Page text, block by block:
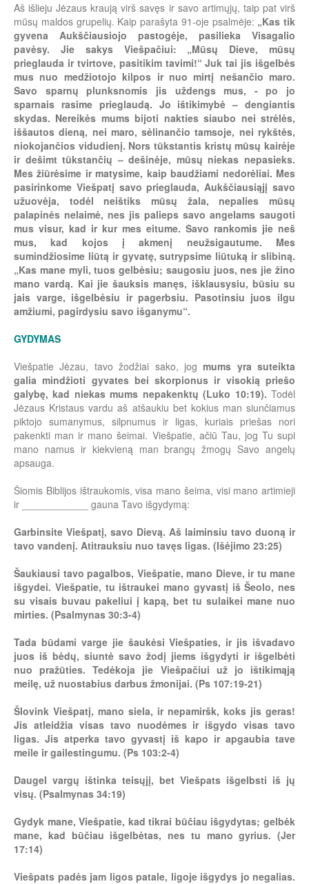
Aš išlieju Jėzaus kraują virš savęs ir savo artimųjų, taip pat virš
mūsų maldos grupelių. Kaip parašyta 91-oje psalmėje: „Kas tik
gyvena Aukščiausiojo pastogėje, pasilieka Visagalio
pavėsy. Jie sakys Viešpačiui: „Mūsų Dieve, mūsų
prieglauda ir tvirtove, pasitikim tavimi!“ Juk tai jis išgelbės
mus nuo medžiotojo kilpos ir nuo mirtį nešančio maro.
Savo sparnų plunksnomis jis uždengs mus, - po jo
sparnais rasime prieglaudą. Jo ištikimybė – dengiantis
skydas. Nereikės mums bijoti nakties siaubo nei strėlės,
iššautos dieną, nei maro, sėlinančio tamsoje, nei rykštės,
niokojančios vidudienį. Nors tūkstantis kristų mūsų kairėje
ir dešimt tūkstančių – dešinėje, mūsų niekas nepasieks.
Mes žiūrėsime ir matysime, kaip baudžiami nedorėliai. Mes
pasirinkome Viešpatį savo prieglauda, Aukščiausiąjį savo
užuovėja, todėl neištiks mūsų žala, nepalies mūsų
palapinės nelaimė, nes jis palieps savo angelams saugoti
mus visur, kad ir kur mes eitume. Savo rankomis jie neš
mus, kad kojos į akmenį neužsigautume. Mes
sumindžiosime liūtą ir gyvatę, sutrypsime liūtuką ir slibiną.
„Kas mane myli, tuos gelbėsiu; saugosiu juos, nes jie žino
mano vardą. Kai jie šauksis manęs, išklausysiu, būsiu su
jais varge, išgelbėsiu ir pagerbsiu. Pasotinsiu juos ilgu
amžiumi, pagirdysiu savo išganymu“.
GYDYMAS
Viešpatie Jėzau, tavo žodžiai sako, jog mums yra suteikta
galia mindžioti gyvates bei skorpionus ir visokią priešo
galybę, kad niekas mums nepakenktų (Luko 10:19). Todėl
Jėzaus Kristaus vardu aš atšaukiu bet kokius man siunčiamus
piktojo sumanymus, silpnumus ir ligas, kuriais priešas nori
pakenkti man ir mano šeimai. Viešpatie, ačiū Tau, jog Tu supi
mano namus ir kiekvieną man brangų žmogų Savo angelų
apsauga.
Šiomis Biblijos ištraukomis, visa mano šeima, visi mano artimieji
ir ____________ gauna Tavo išgydymą:
Garbinsite Viešpatį, savo Dievą. Aš laiminsiu tavo duoną ir
tavo vandenį. Atitrauksiu nuo tavęs ligas. (Išėjimo 23:25)
Šaukiausi tavo pagalbos, Viešpatie, mano Dieve, ir tu mane
išgydei. Viešpatie, tu ištraukei mano gyvastį iš Šeolo, nes
su visais buvau pakeliui į kapą, bet tu sulaikei mane nuo
mirties. (Psalmynas 30:3-4)
Tada būdami varge jie šaukėsi Viešpaties, ir jis išvadavo
juos iš bėdų, siuntė savo žodį jiems išgydyti ir išgelbėti
nuo pražūties. Tedėkoja jie Viešpačiui už jo ištikimąją
meilę, už nuostabius darbus žmonijai. (Ps 107:19-21)
Šlovink Viešpatį, mano siela, ir nepamiršk, koks jis geras!
Jis atleidžia visas tavo nuodėmes ir išgydo visas tavo
ligas. Jis atperka tavo gyvastį iš kapo ir apgaubia tave
meile ir gailestingumu. (Ps 103:2-4)
Daugel vargų ištinka teisųjį, bet Viešpats išgelbsti iš jų
visų. (Psalmynas 34:19)
Gydyk mane, Viešpatie, kad tikrai būčiau išgydytas; gelbėk
mane, kad būčiau išgelbėtas, nes tu mano gyrius. (Jer
17:14)
Viešpats padės jam ligos patale, ligoje išgydys jo negalias.